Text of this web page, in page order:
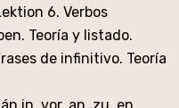
6. Verbos
Teoría y listado.
de infinitivo. Teoría